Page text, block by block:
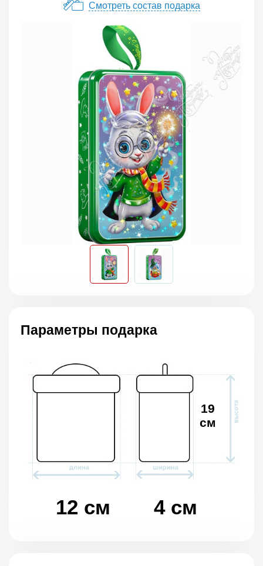
Смотреть состав подарка
Параметры подарка
12 см 4 см
19
см